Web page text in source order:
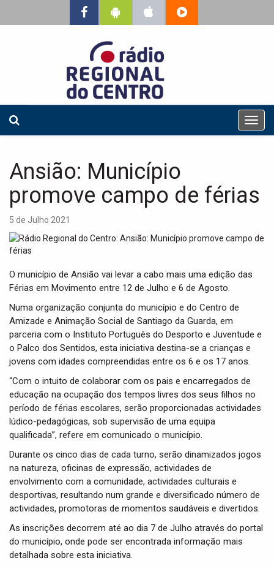
T
o
n
i
t
Ansião: Município
promove campo de férias
5 de Julho 2021
O município de Ansião vai levar a cabo mais uma edição das
Férias em Movimento entre 12 de Julho e 6 de Agosto.
Numa organização conjunta do município e do Centro de
Amizade e Animação Social de Santiago da Guarda, em
parceria com o Instituto Português do Desporto e Juventude e
o Palco dos Sentidos, esta iniciativa destina-se a crianças e
jovens com idades compreendidas entre os 6 e os 17 anos.
“Com o intuito de colaborar com os pais e encarregados de
educação na ocupação dos tempos livres dos seus filhos no
período de férias escolares, serão proporcionadas actividades
lúdico-pedagógicas, sob supervisão de uma equipa
qualificada”, refere em comunicado o município.
Durante os cinco dias de cada turno, serão dinamizados jogos
na natureza, oficinas de expressão, actividades de
envolvimento com a comunidade, actividades culturais e
desportivas, resultando num grande e diversificado número de
actividades, promotoras de momentos saudáveis e divertidos.
As inscrições decorrem até ao dia 7 de Julho através do portal
do município, onde pode ser encontrada informação mais
detalhada sobre esta iniciativa.